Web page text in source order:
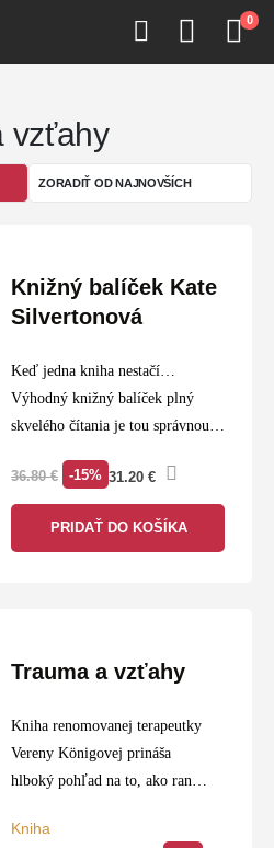
0
vzťahy
Knižný balíček Kate
Silvertonová
Keď jedna kniha nestačí…
Výhodný knižný balíček plný
skvelého čítania je tou správnou
36.80€ -15% 31.20 €
PRIDAŤ DO KOŠÍKA
Trauma a vzťahy
Kniha renomovanej terapeutky
Vereny Königovej prináša
hlboký pohľad na to, ako rané
detstva formujú naše vzťahy v
Kniha